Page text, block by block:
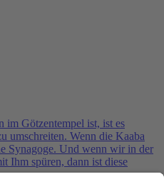
im Götzentempel ist, ist es
umschreiten. Wenn die Kaaba
Synagoge. Und wenn wir in der
Ihm spüren, dann ist diese